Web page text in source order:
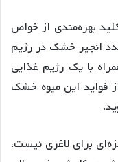
بهره‌مندی از خواص
لاغری است. با گنجاندن ۲ تا ۳ عدد انجیر خشک در رژیم
با یک رژیم غذایی
فواید این میوه خشک
برای لاغری نیست،